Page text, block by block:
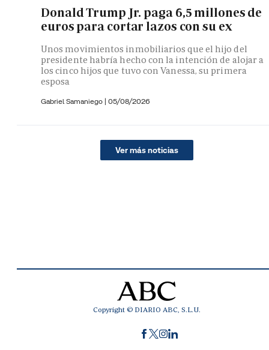
Donald Trump Jr. paga 6,5 millones de
euros para cortar lazos con su ex
Unos movimientos inmobiliarios que el hijo del
presidente habría hecho con la intención de alojar a
los cinco hijos que tuvo con Vanessa, su primera
esposa
Gabriel Samaniego | 05/08/2026
Ver más noticias
Copyright © DIARIO ABC, S.L.U.